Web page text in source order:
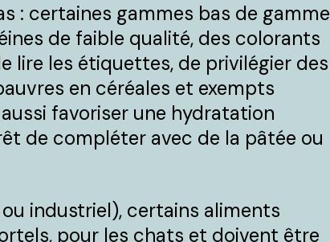
: certaines gammes bas de gamme
de faible qualité, des colorants
lire les étiquettes, de privilégier des
en céréales et exempts
favoriser une hydratation
de compléter avec de la pâtée ou
industriel), certains aliments
pour les chats et doivent être